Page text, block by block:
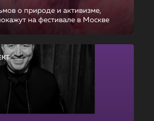
о природе и активизме,
на фестивале в Москве